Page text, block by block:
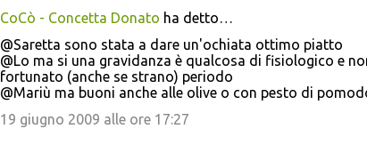
CoCò - Concetta Donato ha detto…
@Saretta sono stata a dare un'ochiata ottimo piatto
@Lo ma si una gravidanza è qualcosa di fisiologico e
fortunato (anche se strano) periodo
@Mariù ma buoni anche alle olive o con pesto di
19 giugno 2009 alle ore 17:27